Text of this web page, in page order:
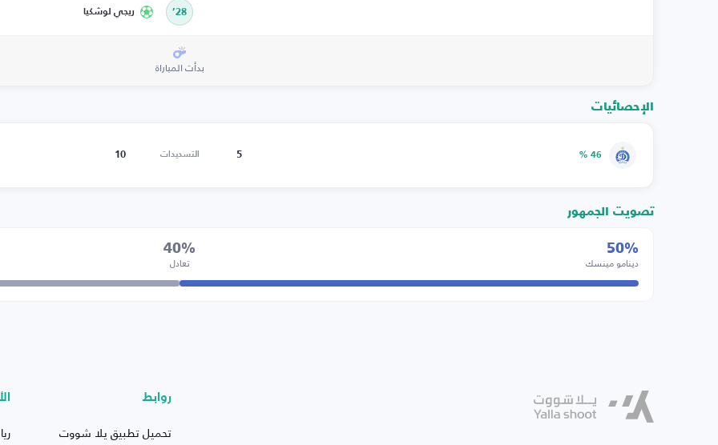
28’ ريجي لوشكيا
بدأت المباراة
الإحصائيات
46 %
5 التسديدات 10
تصويت الجمهور
50%
دينامو مينسك
40%
تعادل
روابط
تحميل تطبيق يلا شووت